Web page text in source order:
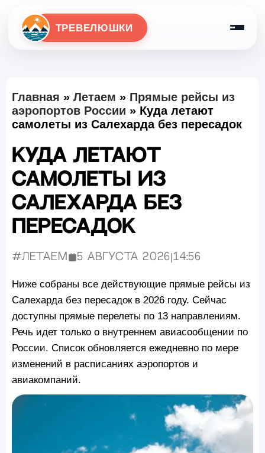
ТРЕВЕЛЮШКИ
Главная » Летаем » Прямые рейсы из
аэропортов России » Куда летают
самолеты из Салехарда без пересадок
Куда летают
самолеты из
Салехарда без
пересадок
#Летаем Опубликовано:
5 августа 2026 14:56
Ниже собраны все действующие прямые рейсы из
Салехарда без пересадок в 2026 году. Сейчас
доступны прямые перелеты по 13 направлениям.
Речь идет только о внутреннем авиасообщении по
России. Список обновляется ежедневно по мере
изменений в расписаниях аэропортов и
авиакомпаний.